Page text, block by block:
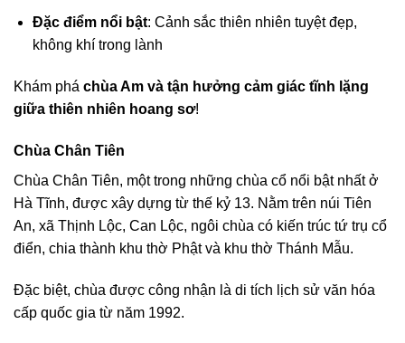
Đặc điểm nổi bật: Cảnh sắc thiên nhiên tuyệt đẹp,
không khí trong lành
Khám phá chùa Am và tận hưởng cảm giác tĩnh lặng
giữa thiên nhiên hoang sơ!
Chùa Chân Tiên
Chùa Chân Tiên, một trong những chùa cổ nổi bật nhất ở
Hà Tĩnh, được xây dựng từ thế kỷ 13. Nằm trên núi Tiên
An, xã Thịnh Lộc, Can Lộc, ngôi chùa có kiến trúc tứ trụ cổ
điển, chia thành khu thờ Phật và khu thờ Thánh Mẫu.
Đặc biệt, chùa được công nhận là di tích lịch sử văn hóa
cấp quốc gia từ năm 1992.